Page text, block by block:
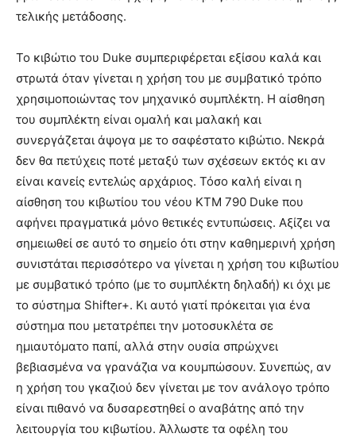
τελικής μετάδοσης.
Το κιβώτιο του Duke συμπεριφέρεται εξίσου καλά και
στρωτά όταν γίνεται η χρήση του με συμβατικό τρόπο
χρησιμοποιώντας τον μηχανικό συμπλέκτη. Η αίσθηση
του συμπλέκτη είναι ομαλή και μαλακή και
συνεργάζεται άψογα με το σαφέστατο κιβώτιο. Νεκρά
δεν θα πετύχεις ποτέ μεταξύ των σχέσεων εκτός κι αν
είναι κανείς εντελώς αρχάριος. Τόσο καλή είναι η
αίσθηση του κιβωτίου του νέου ΚΤΜ 790 Duke που
αφήνει πραγματικά μόνο θετικές εντυπώσεις. Αξίζει να
σημειωθεί σε αυτό το σημείο ότι στην καθημερινή χρήση
συνιστάται περισσότερο να γίνεται η χρήση του κιβωτίου
με συμβατικό τρόπο (με το συμπλέκτη δηλαδή) κι όχι με
το σύστημα Shifter+. Κι αυτό γιατί πρόκειται για ένα
σύστημα που μετατρέπει την μοτοσυκλέτα σε
ημιαυτόματο παπί, αλλά στην ουσία σπρώχνει
βεβιασμένα να γρανάζια να κουμπώσουν. Συνεπώς, αν
η χρήση του γκαζιού δεν γίνεται με τον ανάλογο τρόπο
είναι πιθανό να δυσαρεστηθεί ο αναβάτης από την
λειτουργία του κιβωτίου. Άλλωστε τα οφέλη του